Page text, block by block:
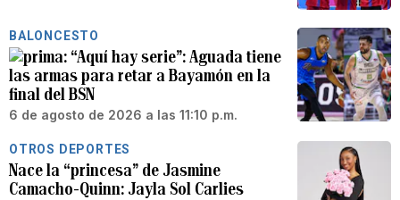
BALONCESTO
“Aquí hay serie”: Aguada tiene
las armas para retar a Bayamón en la
final del BSN
6 de agosto de 2026 a las 11:10 p.m.
OTROS DEPORTES
Nace la “princesa” de Jasmine
Camacho-Quinn: Jayla Sol Carlies